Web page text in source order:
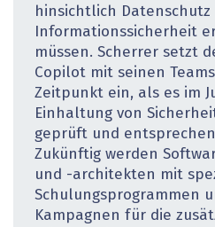
hinsichtlich Datenschutz
Informationssicherheit
müssen. Scherrer setzt
Copilot mit seinen
Zeitpunkt ein, als es im
Einhaltung von
geprüft und
Zukünftig werden
und -architekten mit
Schulungsprogrammen
Kampagnen für die